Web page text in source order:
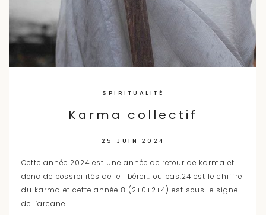
SPIRITUALITÉ
Karma collectif
25 JUIN 2024
Cette année 2024 est une année de retour de karma et
donc de possibilités de le libérer… ou pas.24 est le chiffre
du karma et cette année 8 (2+0+2+4) est sous le signe
de l’arcane